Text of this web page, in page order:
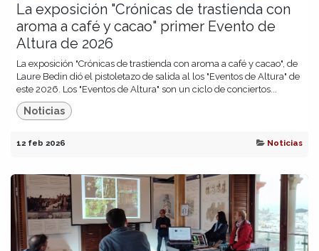
La exposición "Crónicas de trastienda con
aroma a café y cacao" primer Evento de
Altura de 2026
La exposición "Crónicas de trastienda con aroma a café y cacao", de
Laure Bedin dió el pistoletazo de salida al los "Eventos de Altura" de
este 2026. Los "Eventos de Altura" son un ciclo de conciertos...
Noticias
12 feb 2026 Noticias